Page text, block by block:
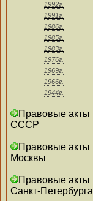
1992г.
1991г.
1986г.
1985г.
1983г.
1976г.
1969г.
1966г.
1944г.
Правовые акты
СССР
Правовые акты
Москвы
Правовые акты
Санкт-Петербурга